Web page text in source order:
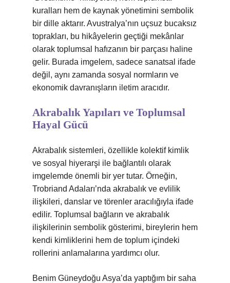
kuralları hem de kaynak yönetimini sembolik
bir dille aktarır. Avustralya’nın uçsuz bucaksız
toprakları, bu hikâyelerin geçtiği mekânlar
olarak toplumsal hafızanın bir parçası haline
gelir. Burada imgelem, sadece sanatsal ifade
değil, aynı zamanda sosyal normların ve
ekonomik davranışların iletim aracıdır.
Akrabalık Yapıları ve Toplumsal
Hayal Gücü
Akrabalık sistemleri, özellikle kolektif kimlik
ve sosyal hiyerarşi ile bağlantılı olarak
imgelemde önemli bir yer tutar. Örneğin,
Trobriand Adaları’nda akrabalık ve evlilik
ilişkileri, danslar ve törenler aracılığıyla ifade
edilir. Toplumsal bağların ve akrabalık
ilişkilerinin sembolik gösterimi, bireylerin hem
kendi kimliklerini hem de toplum içindeki
rollerini anlamalarına yardımcı olur.
Benim Güneydoğu Asya’da yaptığım bir saha